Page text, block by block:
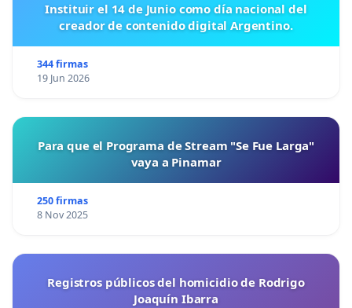
Instituir el 14 de Junio como día nacional del
creador de contenido digital Argentino.
344 firmas
19 Jun 2026
Para que el Programa de Stream "Se Fue Larga"
vaya a Pinamar
250 firmas
8 Nov 2025
Registros públicos del homicidio de Rodrigo
Joaquín Ibarra